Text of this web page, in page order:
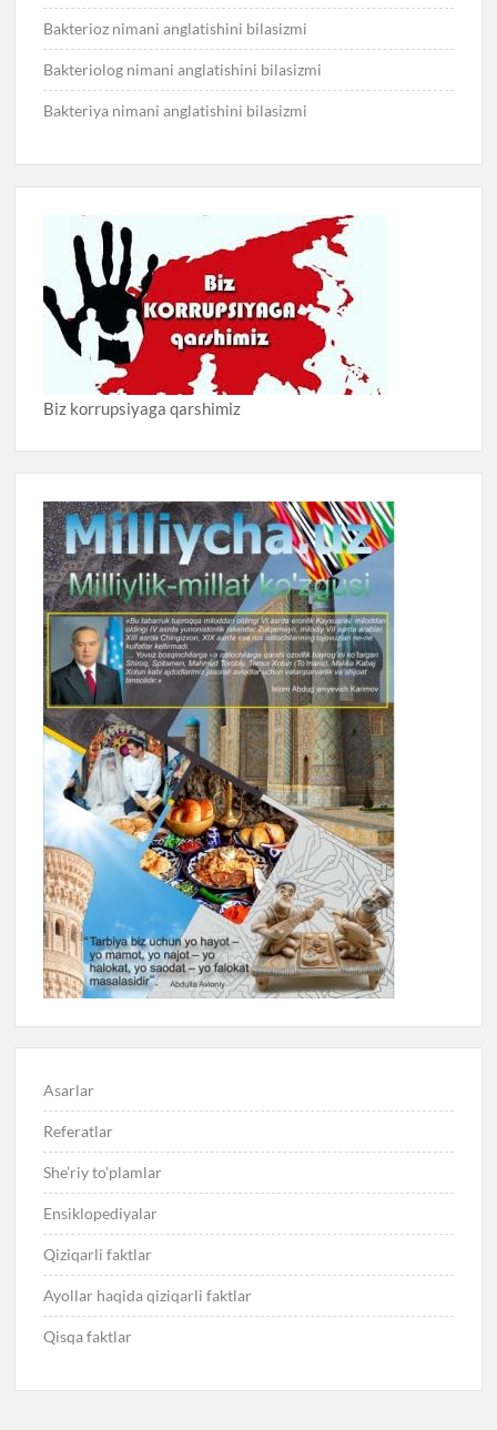
Bakterioz nimani anglatishini bilasizmi
Bakteriolog nimani anglatishini bilasizmi
Bakteriya nimani anglatishini bilasizmi
Biz korrupsiyaga qarshimiz
Asarlar
Referatlar
She’riy to’plamlar
Ensiklopediyalar
Qiziqarli faktlar
Ayollar haqida qiziqarli faktlar
Qisqa faktlar